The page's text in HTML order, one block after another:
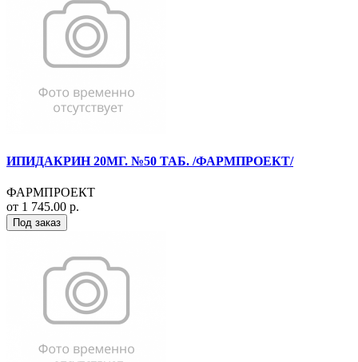
ИПИДАКРИН 20МГ. №50 ТАБ. /ФАРМПРОЕКТ/
ФАРМПРОЕКТ
от 1 745.00 р.
Под заказ